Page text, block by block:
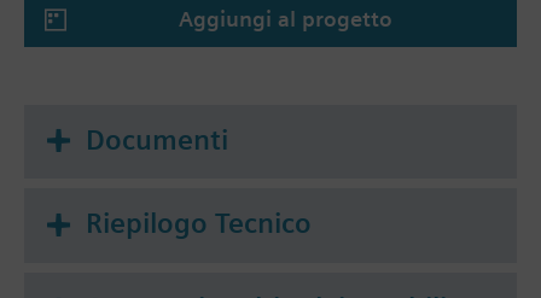
Aggiungi al progetto
Documenti
Riepilogo Tecnico